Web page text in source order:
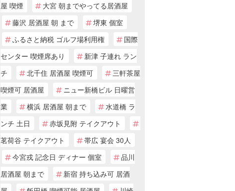
屋 喫煙
大宮 朝までやってる居酒屋
藤沢 居酒屋 朝 まで
堺東 個室
ふるさと納税 ゴルフ場利用権
国際
センター 喫煙席あり
新津 子連れ ラン
チ
北千住 居酒屋 喫煙可
三軒茶屋
喫煙可 居酒屋
ニュー新橋ビル 日曜営
業
横浜 居酒屋 朝まで
水道橋 ラ
ンチ 土日
赤坂見附 テイクアウト
茗荷谷 テイクアウト
帯広 宴会 30人
今宮戎 記念日 ディナー 個室
品川
居酒屋 朝まで
新宿 持ち込み可 居酒